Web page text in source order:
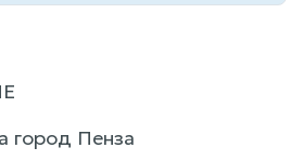
город Пенза